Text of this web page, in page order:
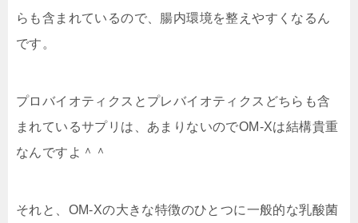
らも含まれているので、腸内環境を整えやすくなるん
です。
プロバイオティクスとプレバイオティクスどちらも含
まれているサプリは、あまりないのでOM-Xは結構貴重
なんですよ＾＾
それと、OM-Xの大きな特徴のひとつに一般的な乳酸菌